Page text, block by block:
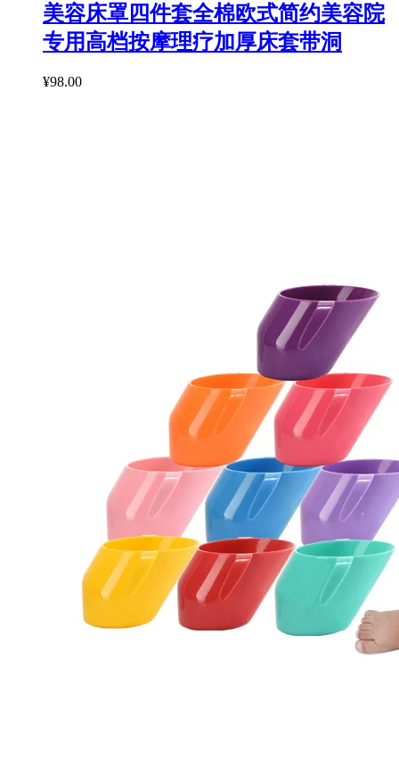
美容床罩四件套全棉欧式简约美容院
专用高档按摩理疗加厚床套带洞
¥98.00